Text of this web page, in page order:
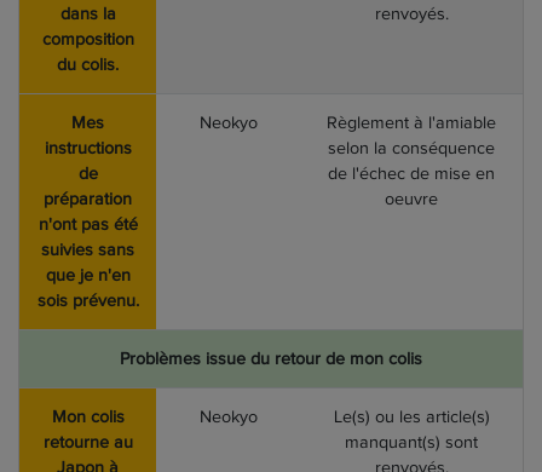
dans la
composition
du colis.
renvoyés.
Mes
instructions
de
préparation
n'ont pas été
suivies sans
que je n'en
sois prévenu.
Neokyo
Règlement à l'amiable
selon la conséquence
de l'échec de mise en
oeuvre
Problèmes issue du retour de mon colis
Mon colis
retourne au
Japon à
Neokyo
Le(s) ou les article(s)
manquant(s) sont
renvoyés.